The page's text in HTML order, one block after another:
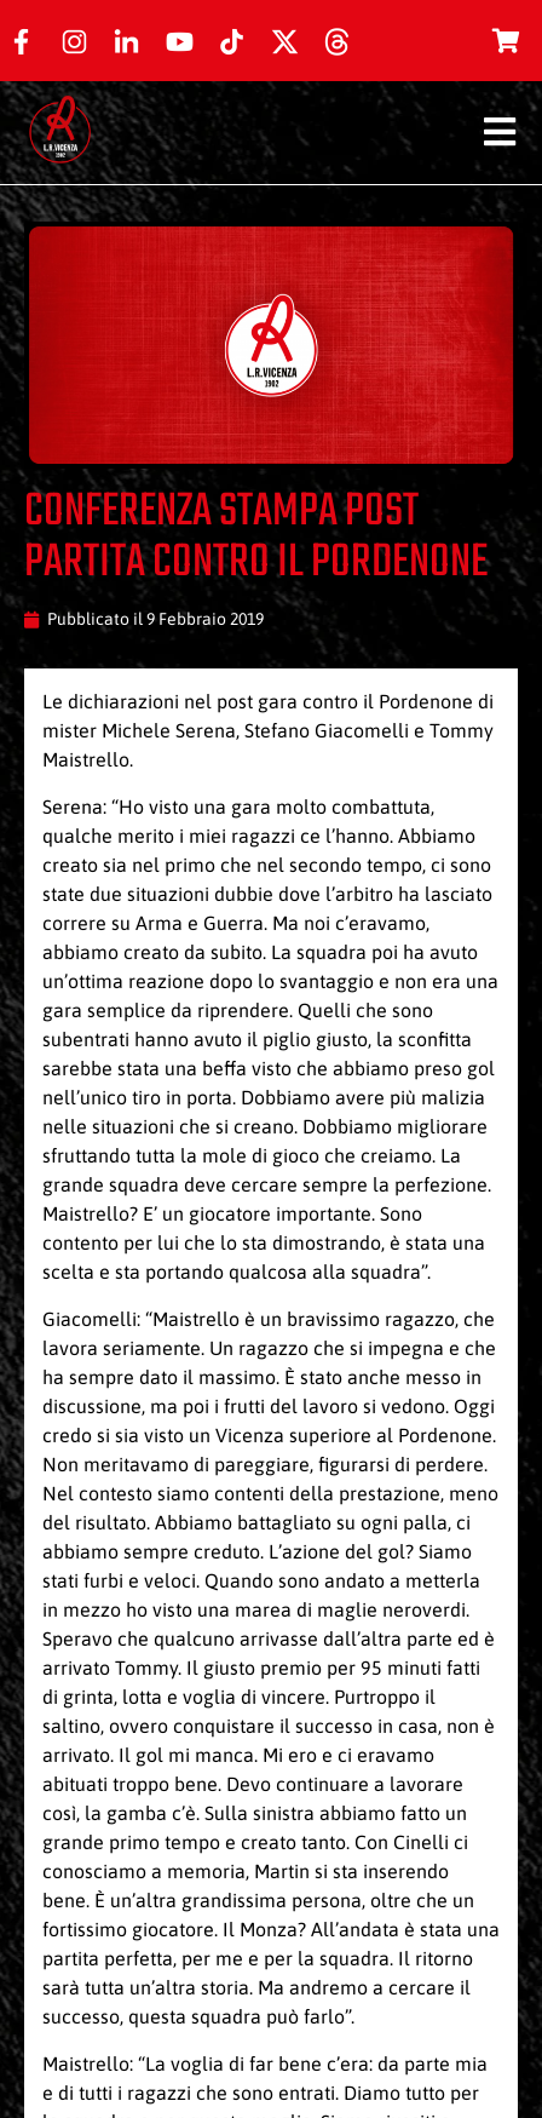
CONFERENZA STAMPA POST
PARTITA CONTRO IL PORDENONE
Pubblicato il 9 Febbraio 2019
Le dichiarazioni nel post gara contro il Pordenone di
mister Michele Serena, Stefano Giacomelli e Tommy
Maistrello.
Serena: “Ho visto una gara molto combattuta,
qualche merito i miei ragazzi ce l’hanno. Abbiamo
creato sia nel primo che nel secondo tempo, ci sono
state due situazioni dubbie dove l’arbitro ha lasciato
correre su Arma e Guerra. Ma noi c’eravamo,
abbiamo creato da subito. La squadra poi ha avuto
un’ottima reazione dopo lo svantaggio e non era una
gara semplice da riprendere. Quelli che sono
subentrati hanno avuto il piglio giusto, la sconfitta
sarebbe stata una beffa visto che abbiamo preso gol
nell’unico tiro in porta. Dobbiamo avere più malizia
nelle situazioni che si creano. Dobbiamo migliorare
sfruttando tutta la mole di gioco che creiamo. La
grande squadra deve cercare sempre la perfezione.
Maistrello? E’ un giocatore importante. Sono
contento per lui che lo sta dimostrando, è stata una
scelta e sta portando qualcosa alla squadra”.
Giacomelli: “Maistrello è un bravissimo ragazzo, che
lavora seriamente. Un ragazzo che si impegna e che
ha sempre dato il massimo. È stato anche messo in
discussione, ma poi i frutti del lavoro si vedono. Oggi
credo si sia visto un Vicenza superiore al Pordenone.
Non meritavamo di pareggiare, figurarsi di perdere.
Nel contesto siamo contenti della prestazione, meno
del risultato. Abbiamo battagliato su ogni palla, ci
abbiamo sempre creduto. L’azione del gol? Siamo
stati furbi e veloci. Quando sono andato a metterla
in mezzo ho visto una marea di maglie neroverdi.
Speravo che qualcuno arrivasse dall’altra parte ed è
arrivato Tommy. Il giusto premio per 95 minuti fatti
di grinta, lotta e voglia di vincere. Purtroppo il
saltino, ovvero conquistare il successo in casa, non è
arrivato. Il gol mi manca. Mi ero e ci eravamo
abituati troppo bene. Devo continuare a lavorare
così, la gamba c’è. Sulla sinistra abbiamo fatto un
grande primo tempo e creato tanto. Con Cinelli ci
conosciamo a memoria, Martin si sta inserendo
bene. È un’altra grandissima persona, oltre che un
fortissimo giocatore. Il Monza? All’andata è stata una
partita perfetta, per me e per la squadra. Il ritorno
sarà tutta un’altra storia. Ma andremo a cercare il
successo, questa squadra può farlo”.
Maistrello: “La voglia di far bene c’era: da parte mia
e di tutti i ragazzi che sono entrati. Diamo tutto per